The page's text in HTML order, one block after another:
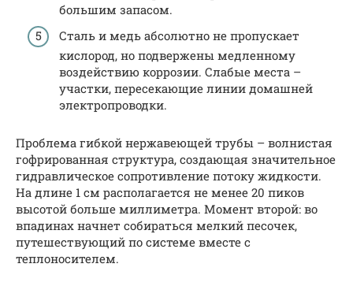
большим запасом.
Сталь и медь абсолютно не пропускает
кислород, но подвержены медленному
воздействию коррозии. Слабые места –
участки, пересекающие линии домашней
электропроводки.
Проблема гибкой нержавеющей трубы – волнистая
гофрированная структура, создающая значительное
гидравлическое сопротивление потоку жидкости.
На длине 1 см располагается не менее 20 пиков
высотой больше миллиметра. Момент второй: во
впадинах начнет собираться мелкий песочек,
путешествующий по системе вместе с
теплоносителем.